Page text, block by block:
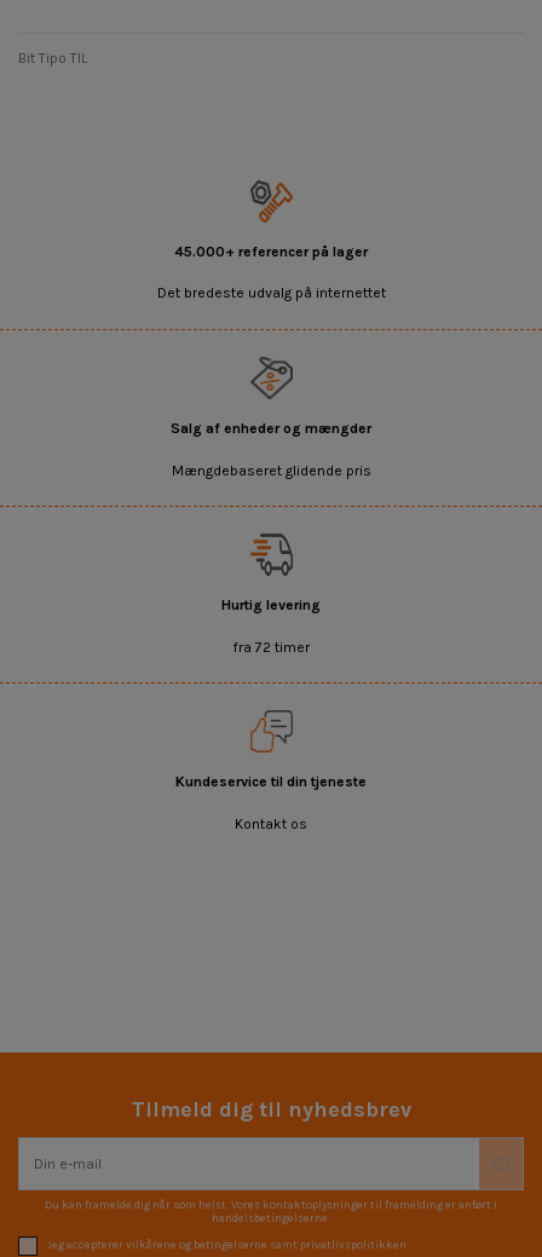
Bit Tipo TIL
45.000+ referencer på lager
Det bredeste udvalg på internettet
Salg af enheder og mængder
Mængdebaseret glidende pris
Hurtig levering
fra 72 timer
Kundeservice til din tjeneste
Kontakt os
Tilmeld dig til nyhedsbrev
Du kan framelde dig når som helst. Vores kontaktoplysninger til framelding er anført i
handelsbetingelserne.
Jeg accepterer vilkårene og betingelserne samt privatlivspolitikken